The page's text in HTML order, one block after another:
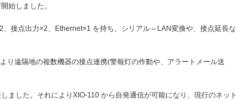
始しました。
、接点出力×2、Ethernet×1 を持ち、シリアル⇔LAN変換や、接点延長な
り遠隔地の複数機器の接点連携(警報灯の作動や、アラートメール送
ました。それによりXIO-110 から自発通信が可能になり、現行のネット